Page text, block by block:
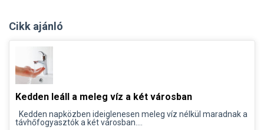
Cikk ajánló
Kedden leáll a meleg víz a két városban
Kedden napközben ideiglenesen meleg víz nélkül maradnak a
távhőfogyasztók a két városban....